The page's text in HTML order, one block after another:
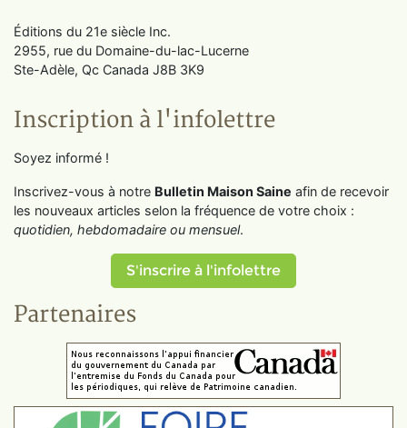
Éditions du 21e siècle Inc.
2955, rue du Domaine-du-lac-Lucerne
Ste-Adèle, Qc Canada J8B 3K9
Inscription à l'infolettre
Soyez informé !
Inscrivez-vous à notre Bulletin Maison Saine afin de recevoir
les nouveaux articles selon la fréquence de votre choix :
quotidien, hebdomadaire ou mensuel.
S'inscrire à l'infolettre
Partenaires